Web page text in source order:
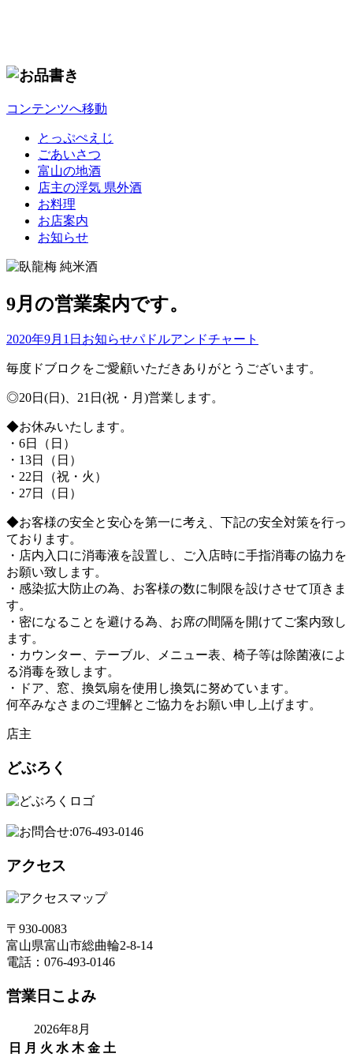
コンテンツへ移動
とっぷぺえじ
ごあいさつ
富山の地酒
店主の浮気 県外酒
お料理
お店案内
お知らせ
9月の営業案内です。
2020年9月1日 お知らせパドルアンドチャート
毎度ドブロクをご愛顧いただきありがとうございます。
◎20日(日)、21日(祝・月)営業します。
◆お休みいたします。
・6日（日）
・13日（日）
・22日（祝・火）
・27日（日）
◆お客様の安全と安心を第一に考え、下記の安全対策を行っ
ております。
・店内入口に消毒液を設置し、ご入店時に手指消毒の協力を
お願い致します。
・感染拡大防止の為、お客様の数に制限を設けさせて頂きま
す。
・密になることを避ける為、お席の間隔を開けてご案内致し
ます。
・カウンター、テーブル、メニュー表、椅子等は除菌液によ
る消毒を致します。
・ドア、窓、換気扇を使用し換気に努めています。
何卒みなさまのご理解とご協力をお願い申し上げます。
店主
どぶろく
アクセス
〒930-0083
富山県富山市総曲輪2-8-14
電話：076-493-0146
営業日こよみ
2026年8月
日
月 火 水 木 金 土